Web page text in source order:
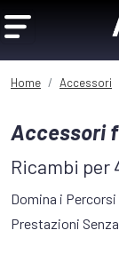
Home Accessori
Accessori
Ricambi per
Domina i
Prestazioni